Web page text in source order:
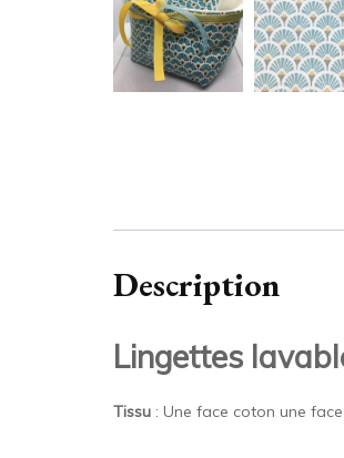
Description
Lingettes
Tissu : Une face coton une